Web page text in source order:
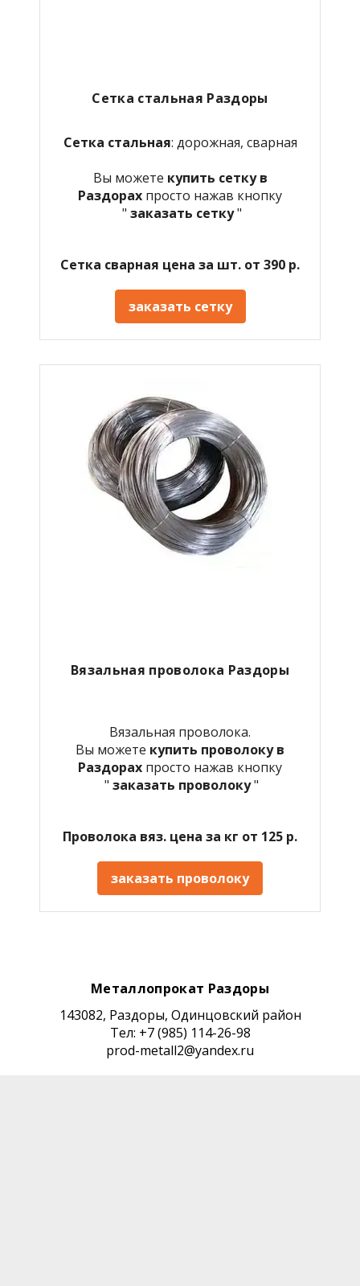
Сетка стальная Раздоры
Сетка стальная: дорожная, сварная
Вы можете купить сетку в
Раздорах просто нажав кнопку
" заказать сетку"
Сетка сварная цена за шт. от 390 р.
заказать сетку
Вязальная проволока Раздоры
Вязальная проволока.
Вы можете купить проволоку в
Раздорах просто нажав кнопку
" заказать проволоку"
Проволока вяз. цена за кг от 125 р.
заказать проволоку
Металлопрокат Раздоры
143082, Раздоры, Одинцовский район
Тел: +7 (985) 114-26-98
prod-metall2@yandex.ru